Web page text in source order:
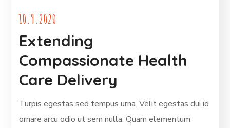
10.9.2020
Extending
Compassionate Health
Care Delivery
Turpis egestas sed tempus urna. Velit egestas dui id
ornare arcu odio ut sem nulla. Quam elementum